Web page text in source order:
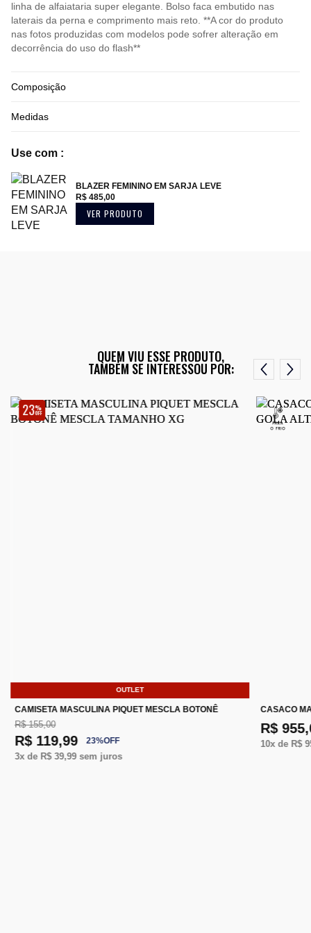
linha de alfaiataria super elegante. Bolso faca embutido nas
laterais da perna e comprimento mais reto. **A cor do produto
nas fotos produzidas com modelos pode sofrer alteração em
decorrência do uso do flash**
Composição
Medidas
Use com :
BLAZER FEMININO EM SARJA LEVE
R$ 485,00
VER PRODUTO
QUEM VIU ESSE PRODUTO,
TAMBÉM SE INTERESSOU POR:
23%
OFF
OUTLET
CAMISETA MASCULINA PIQUET MESCLA BOTONÊ
R$ 155,00
R$ 119,99 23%OFF
3x de R$ 39,99sem juros
CASACO
R$
10x de R$